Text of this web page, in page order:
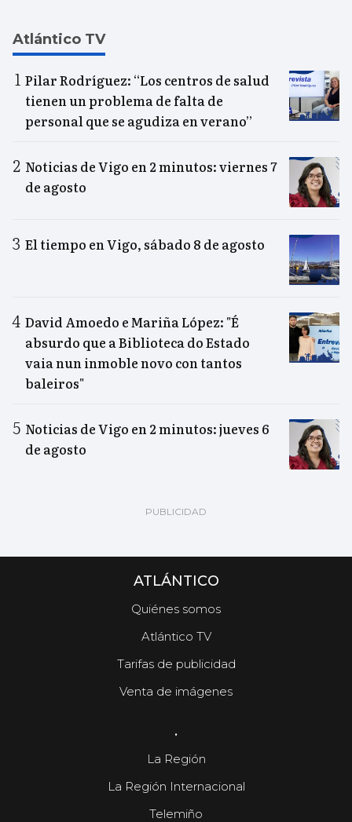
Atlántico TV
Pilar Rodríguez: “Los centros de salud
tienen un problema de falta de
personal que se agudiza en verano”
Noticias de Vigo en 2 minutos: viernes 7
de agosto
El tiempo en Vigo, sábado 8 de agosto
David Amoedo e Mariña López: "É
absurdo que a Biblioteca do Estado
vaia nun inmoble novo con tantos
baleiros"
Noticias de Vigo en 2 minutos: jueves 6
de agosto
ATLÁNTICO
Quiénes somos
Atlántico TV
Tarifas de publicidad
Venta de imágenes
.
La Región
La Región Internacional
Telemiño